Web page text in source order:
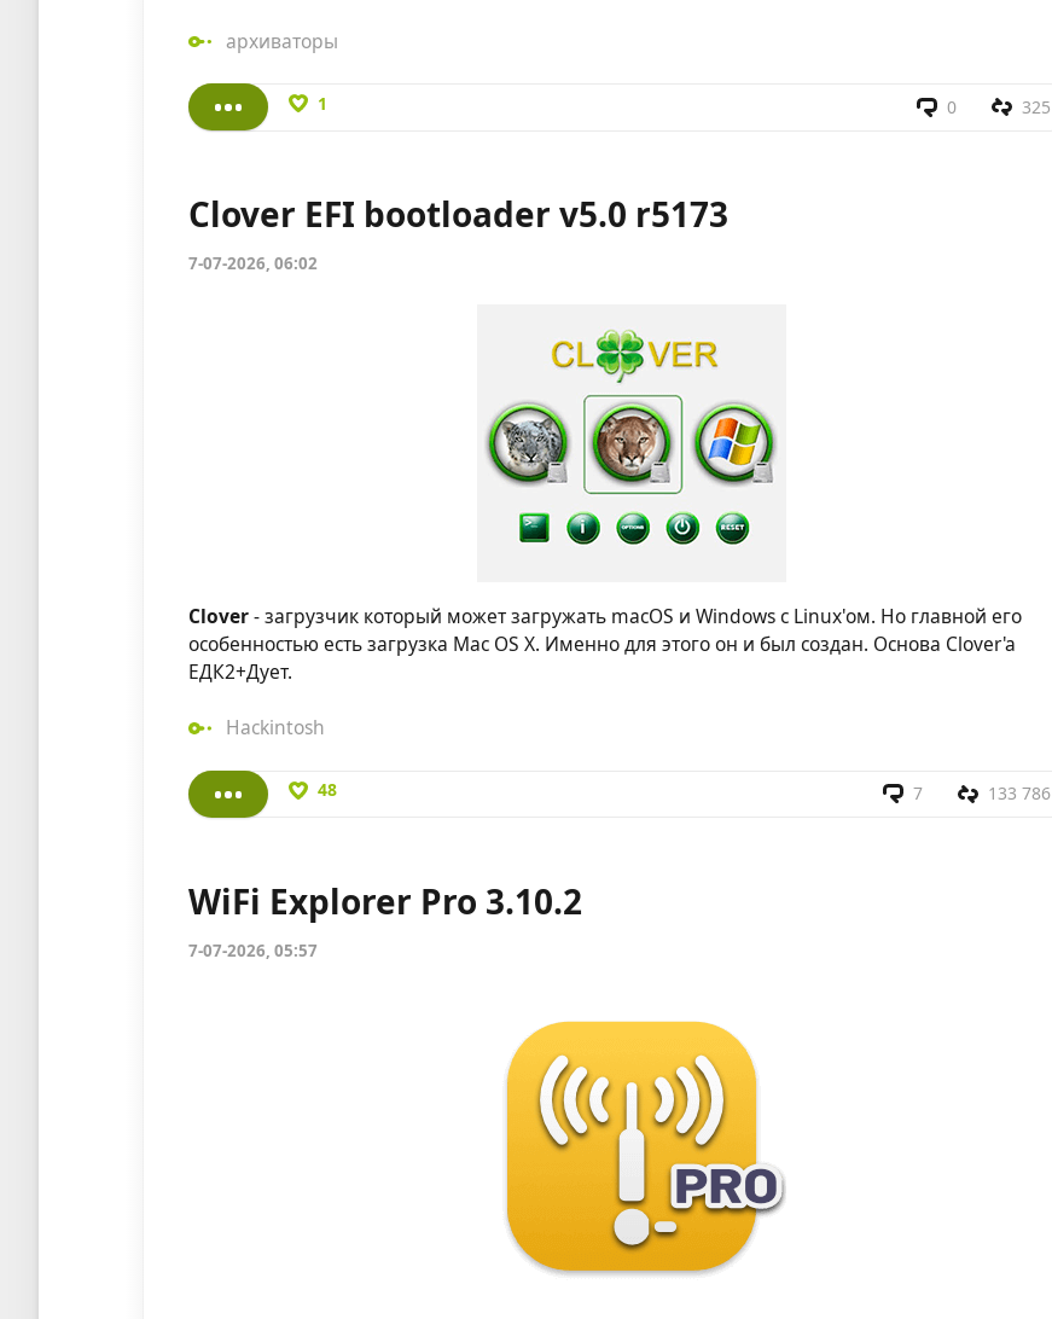
архиваторы
1 0 325
Clover EFI bootloader v5.0 r5173
7-07-2026, 06:02
Clover- загрузчик который может загружать macOS и Windows с Linux'ом. Но главной его
особенностью есть загрузка Mac OS X. Именно для этого он и был создан. Основа Clover'a
ЕДК2+Дует.
Hackintosh
48 7 133 786
WiFi Explorer Pro 3.10.2
7-07-2026, 05:57